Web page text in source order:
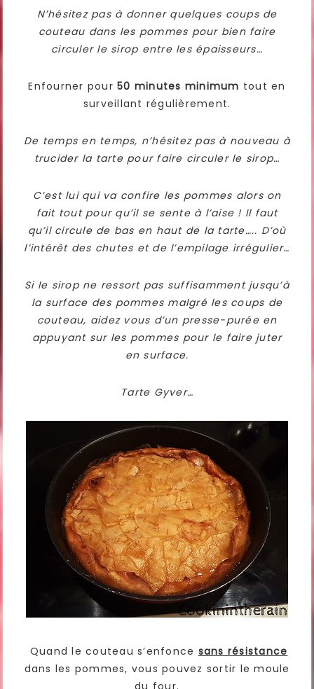
N’hésitez pas à donner quelques coups de
couteau dans les pommes pour bien faire
circuler le sirop entre les épaisseurs…
Enfourner pour50 minutes minimum tout en
surveillant régulièrement.
De temps en temps, n’hésitez pas à nouveau à
trucider la tarte pour faire circuler le sirop…
C’est lui qui va confire les pommes alors on
fait tout pour qu’il se sente à l’aise ! Il faut
qu’il circule de bas en haut de la tarte….. D’où
l’intérêt des chutes et de l’empilage irrégulier…
Si le sirop ne ressort pas suffisamment jusqu’à
la surface des pommes malgré les coups de
couteau, aidez vous d’un presse-purée en
appuyant sur les pommes pour le faire juter
en surface.
Tarte Gyver…
Quand le couteau s’enfonce sans résistance
dans les pommes, vous pouvez sortir le moule
du four.